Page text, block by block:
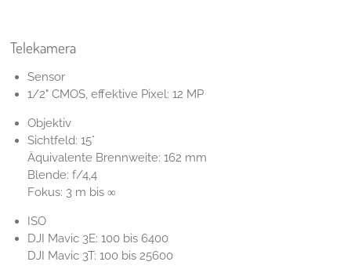
Telekamera
Sensor
1/2" CMOS, effektive Pixel: 12 MP
Objektiv
Sichtfeld: 15°
Äquivalente Brennweite: 162 mm
Blende: f/4,4
Fokus: 3 m bis ∞
ISO
DJI ‎Mavic 3E: 100 bis 6400
DJI Mavic 3T: 100 bis 25600